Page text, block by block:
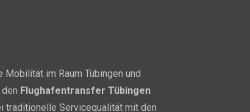
im Raum Tübingen und
Flughafentransfer Tübingen
traditionelle Servicequalität mit den